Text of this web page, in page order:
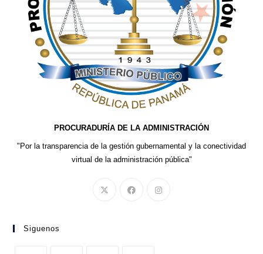
PROCURADURÍA DE LA ADMINISTRACIÓN
"Por la transparencia de la gestión gubernamental y la conectividad
virtual de la administración pública"
Siguenos